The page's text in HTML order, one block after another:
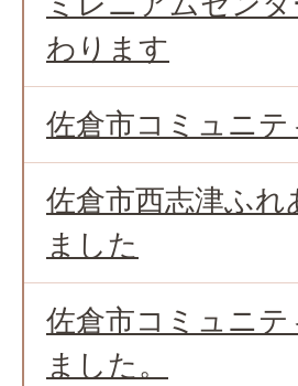
わります
佐倉市コミュニ
佐倉市西志津ふ
ました
佐倉市コミュニ
ました。